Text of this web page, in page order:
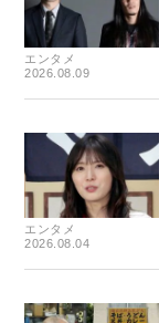
エンタメ
2026.08.09
エンタメ
2026.08.04